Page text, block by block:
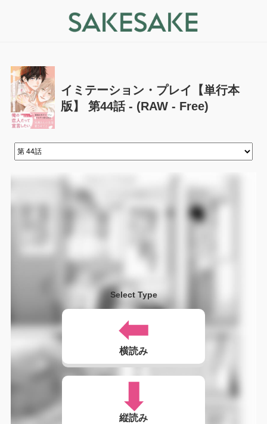
イミテーション・プレイ【単行本
版】 第44話 - (RAW - Free)
Select Type
横読み
縦読み